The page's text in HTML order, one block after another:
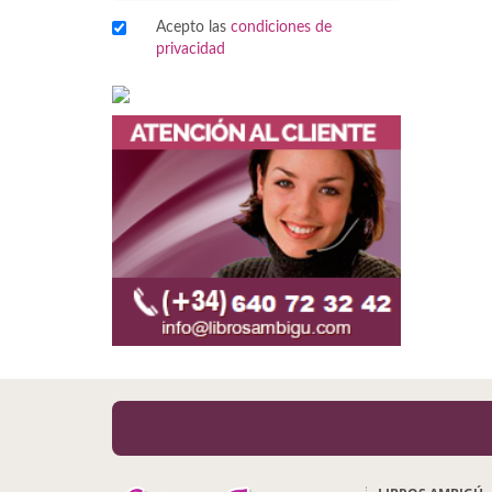
Acepto las condiciones de
privacidad